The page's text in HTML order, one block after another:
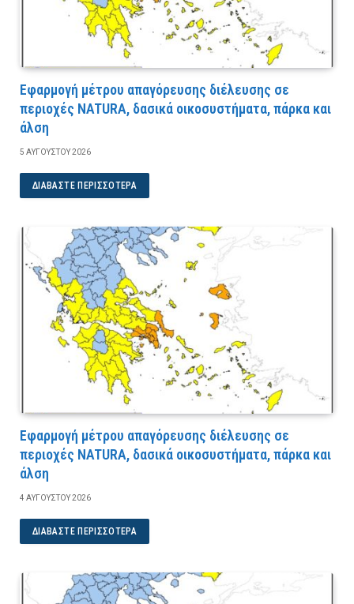
Εφαρμογή μέτρου απαγόρευσης διέλευσης σε
περιοχές NATURA, δασικά οικοσυστήματα, πάρκα και
άλση
5 ΑΥΓΟΎΣΤΟΥ 2026
ΔΙΑΒΆΣΤΕ ΠΕΡΙΣΣΌΤΕΡΑ
Εφαρμογή μέτρου απαγόρευσης διέλευσης σε
περιοχές NATURA, δασικά οικοσυστήματα, πάρκα και
άλση
4 ΑΥΓΟΎΣΤΟΥ 2026
ΔΙΑΒΆΣΤΕ ΠΕΡΙΣΣΌΤΕΡΑ